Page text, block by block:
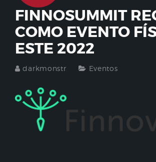
FINNOSUMMIT
COMO EVENTO
ESTE 2022
darkmonstr Eventos